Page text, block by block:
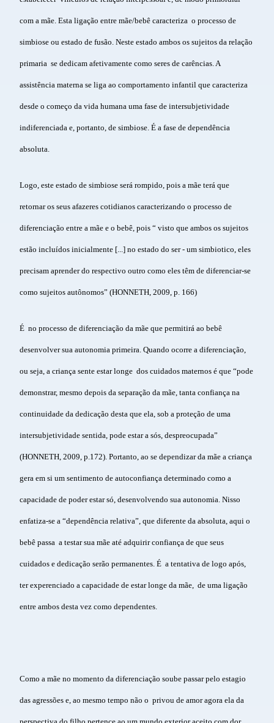
com a mãe. Esta ligação entre mãe/bebê caracteriza o processo de
simbiose ou estado de fusão. Neste estado ambos os sujeitos da relação
primaria se dedicam afetivamente como seres de carências. A
assistência materna se liga ao comportamento infantil que caracteriza
desde o começo da vida humana uma fase de intersubjetividade
indiferenciada e, portanto, de simbiose. É a fase de dependência
absoluta.
Logo, este estado de simbiose será rompido, pois a mãe terá que
retornar os seus afazeres cotidianos caracterizando o processo de
diferenciação entre a mãe e o bebê, pois “ visto que ambos os sujeitos
estão incluídos inicialmente [...] no estado do ser - um simbiotico, eles
precisam aprender do respectivo outro como eles têm de diferenciar-se
como sujeitos autônomos” (HONNETH, 2009, p. 166)
É no processo de diferenciação da mãe que permitirá ao bebê
desenvolver sua autonomia primeira. Quando ocorre a diferenciação,
ou seja, a criança sente estar longe dos cuidados maternos é que “pode
demonstrar, mesmo depois da separação da mãe, tanta confiança na
continuidade da dedicação desta que ela, sob a proteção de uma
intersubjetividade sentida, pode estar a sós, despreocupada”
(HONNETH, 2009, p.172). Portanto, ao se dependizar da mãe a criança
gera em si um sentimento de autoconfiança determinado como a
capacidade de poder estar só, desenvolvendo sua autonomia. Nisso
enfatiza-se a “dependência relativa”, que diferente da absoluta, aqui o
bebê passa a testar sua mãe até adquirir confiança de que seus
cuidados e dedicação serão permanentes. É a tentativa de logo após,
ter experenciado a capacidade de estar longe da mãe, de uma ligação
entre ambos desta vez como dependentes.
Como a mãe no momento da diferenciação soube passar pelo estagio
das agressões e, ao mesmo tempo não o privou de amor agora ela da